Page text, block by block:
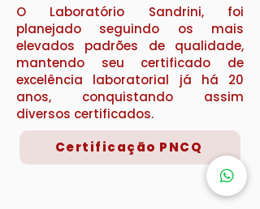
O Laboratório Sandrini, foi
planejado seguindo os mais
elevados padrões de qualidade,
mantendo seu certificado de
excelência laboratorial já há 20
anos, conquistando assim
diversos certificados.
Certificação PNCQ